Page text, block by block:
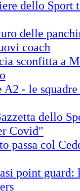
dello Sport
delle
coach
sconfitta a
A2 - le
dello
Covid"
passa col
point guard: